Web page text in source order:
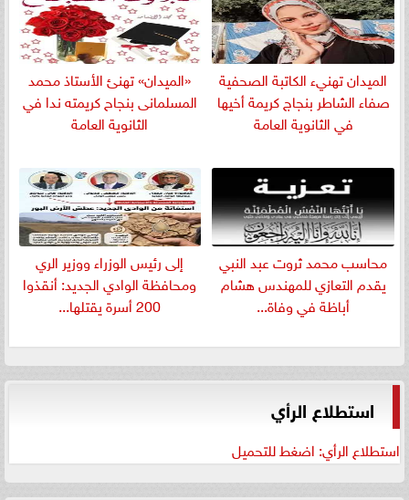
الميدان تهنيء الكاتبة الصحفية
صفاء الشاطر بنجاج كريمة أخيها
في الثانوية العامة
«الميدان» تهنئ الأستاذ محمد
المسلمانى بنجاح كريمته ندا في
الثانوية العامة
​محاسب محمد ثروت عبد النبي
يقدم التعازي للمهندس هشام
أباظة في وفاة...
إلى رئيس الوزراء ووزير الري
ومحافظة الوادي الجديد: أنقذوا
200 أسرة يقتلها...
استطلاع الرأي
استطلاع الرأي: اضغط للتحميل